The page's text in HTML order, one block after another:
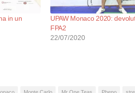
in un
UPAW Monaco 2020:
FPA2
22/07/2020
Monte Carlo Mr One Teas Pheno